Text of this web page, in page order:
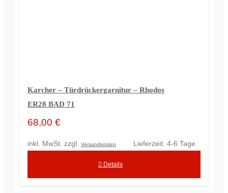
Karcher – Türdrückergarnitur – Rhodos
ER28 BAD 71
68,00 €
inkl. MwSt. zzgl. Versandkosten Lieferzeit: 4-6 Tage
Details